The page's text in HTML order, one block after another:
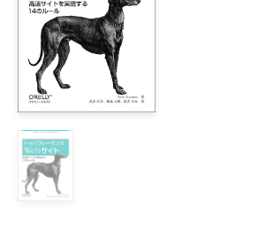
    4. ユーザインターフェイスをHackする
    5. 検索をHackする
    6. アドオンを管理する
    7. マウスとキーボードを極める
    8. セキュリティとプライバシー
    10. ユーザプロファイルの秘密
2章　新世代の拡張機能 57
    11. 拡張機能を使い倒すための基礎知識